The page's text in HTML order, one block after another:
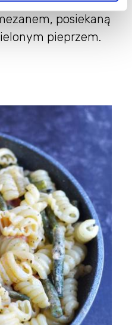
posiekaną
pieprzem.